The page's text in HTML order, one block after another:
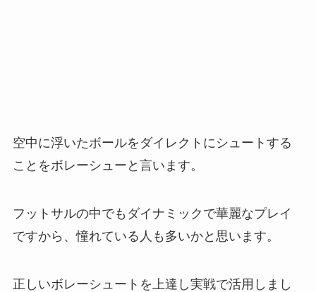
空中に浮いたボールをダイレクトにシュートする
ことをボレーシューと言います。
フットサルの中でもダイナミックで華麗なプレイ
ですから、憧れている人も多いかと思います。
正しいボレーシュートを上達し実戦で活用しまし